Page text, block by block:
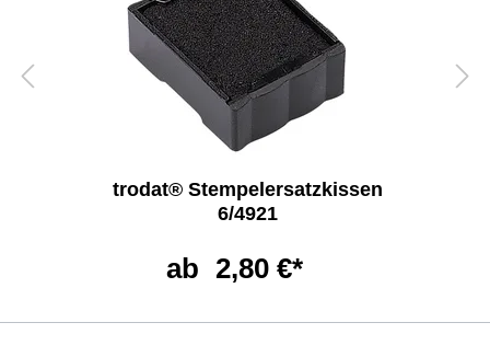
trodat® Stempelersatzkissen
6/4921
ab 2,80 €*